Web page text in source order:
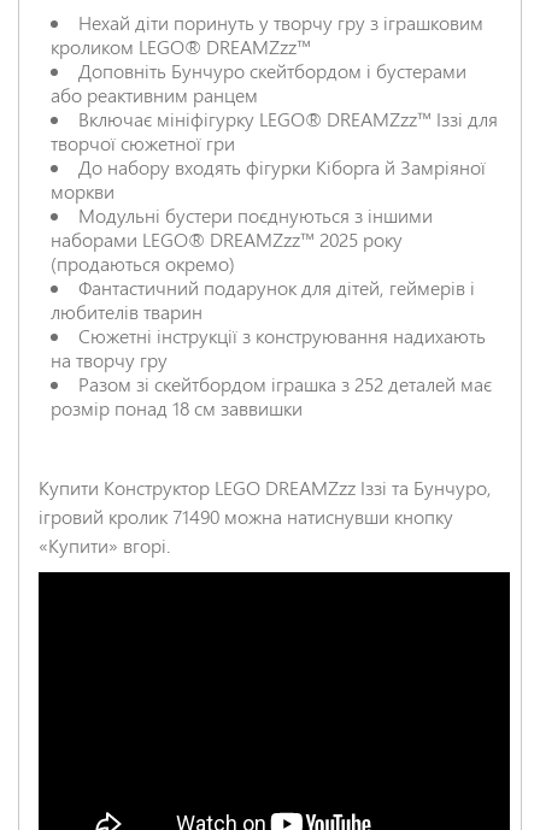
Нехай діти поринуть у творчу гру з іграшковим
кроликом LEGO® DREAMZzz™
Доповніть Бунчуро скейтбордом і бустерами
або реактивним ранцем
Включає мініфігурку LEGO® DREAMZzz™ Іззі для
творчої сюжетної гри
До набору входять фігурки Кіборга й Замріяної
моркви
Модульні бустери поєднуються з іншими
наборами LEGO® DREAMZzz™ 2025 року
(продаються окремо)
Фантастичний подарунок для дітей, геймерів і
любителів тварин
Сюжетні інструкції з конструювання надихають
на творчу гру
Разом зі скейтбордом іграшка з 252 деталей має
розмір понад 18 см заввишки
Купити Конструктор LEGO DREAMZzz Іззі та Бунчуро,
ігровий кролик 71490 можна натиснувши кнопку
«Купити» вгорі.
НАДІСЛАТИ ВІДГУК